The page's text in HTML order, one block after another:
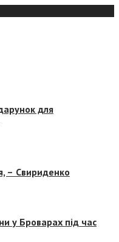
для
– Свириденко
у Броварах під час